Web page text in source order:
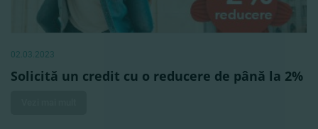
02.03.2023
Solicită un credit cu o reducere de până la 2%